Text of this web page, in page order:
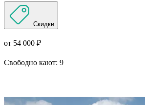
Скидки
от 54 000 ₽
Свободно кают: 9